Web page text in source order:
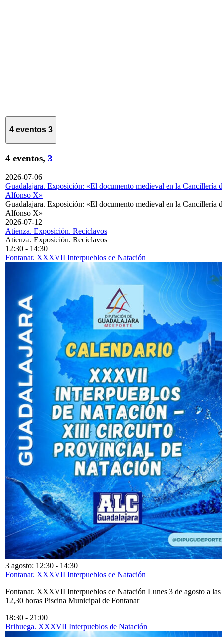
4 eventos 3
4 eventos, 3
2026-07-06
Guadalajara. Exposición: «El documento medieval en la Cancillería
Alfonso X»
Guadalajara. Exposición: «El documento medieval en la Cancillería
Alfonso X»
2026-07-12
Atienza. Exposición. Reciclavos
Atienza. Exposición. Reciclavos
12:30 - 14:30
Fontanar. XXXVII Interpueblos de Natación
3 agosto: 12:30 - 14:30
Fontanar. XXXVII Interpueblos de Natación
Fontanar. XXXVII Interpueblos de Natación Lunes 3 de agosto a las
12,30 horas Piscina Municipal de Fontanar
18:30 - 21:00
Brihuega. XXXVII Interpueblos de Natación